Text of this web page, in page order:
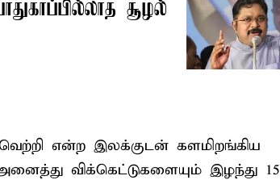
சூழல்
என்ற இலக்குடன் களமிறங்கிய
விக்கெட்டுகளையும் இழந்து